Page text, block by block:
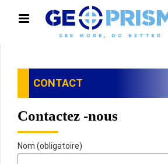
CONTACT
Contactez -nous
Nom (obligatoire)